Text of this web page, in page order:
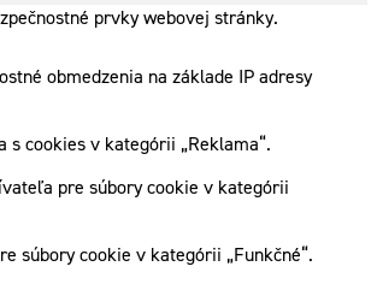
prvky webovej stránky.
obmedzenia na základe IP adresy
s cookies v kategórii „Reklama“.
pre súbory cookie v kategórii
súbory cookie v kategórii „Funkčné“.